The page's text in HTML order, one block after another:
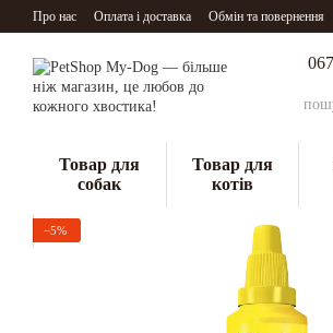
Перейти до основного контенту
Про нас Оплата і доставка Обмін та повернення
Товар для
собак
Товар для
котів
−5%